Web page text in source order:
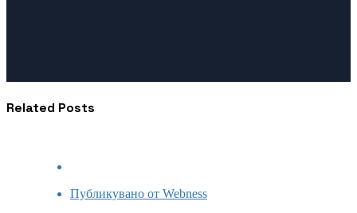
Related Posts
Публикувано от Webness